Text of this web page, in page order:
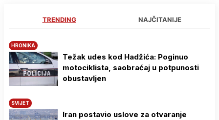
TRENDING NAJČITANIJE
HRONIKA
Težak udes kod Hadžića: Poginuo
motociklista, saobraćaj u potpunosti
obustavljen
SVIJET
Iran postavio uslove za otvaranje